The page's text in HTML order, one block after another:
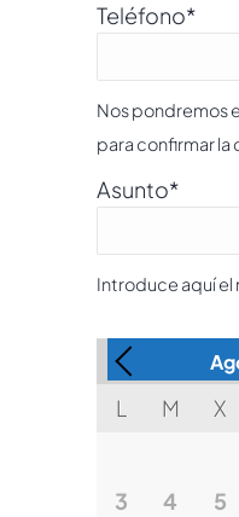
Teléfono*
Nos pondremos
para confirmar la
Asunto*
Introduce aquí el
L M X
3
4 5